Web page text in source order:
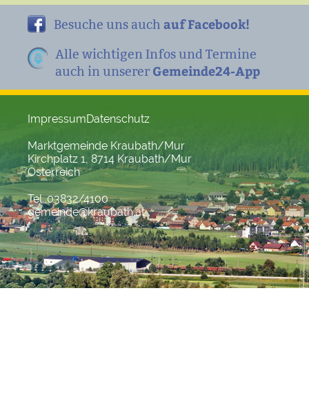
Besuche uns auch auf Facebook!
Alle wichtigen Infos und Termine
auch in unserer Gemeinde24-App
ImpressumDatenschutz
Marktgemeinde Kraubath/Mur
Kirchplatz 1, 8714 Kraubath/Mur
Österreich
Tel. 03832/4100
gemeinde@kraubath.at